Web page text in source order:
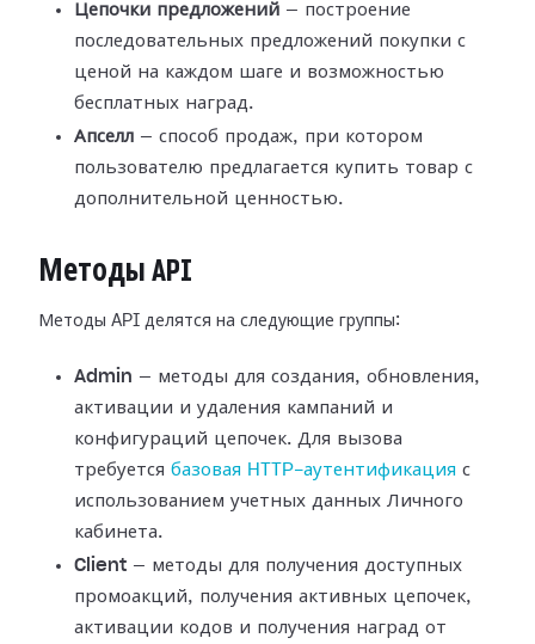
Цепочки предложений — построение
последовательных предложений покупки с
ценой на каждом шаге и возможностью
бесплатных наград.
Апселл — способ продаж, при котором
пользователю предлагается купить товар с
дополнительной ценностью.
Методы API
Методы API делятся на следующие группы:
Admin — методы для создания, обновления,
активации и удаления кампаний и
конфигураций цепочек. Для вызова
требуется базовая HTTP-аутентификация с
использованием учетных данных Личного
кабинета.
Client — методы для получения доступных
промоакций, получения активных цепочек,
активации кодов и получения наград от